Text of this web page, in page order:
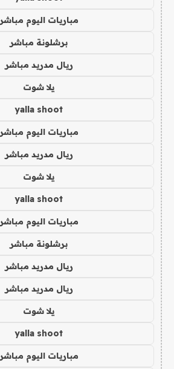
مباريات اليوم مباشر
برشلونة مباشر
ريال مدريد مباشر
يلا شوت
yalla shoot
مباريات اليوم مباشر
ريال مدريد مباشر
يلا شوت
yalla shoot
مباريات اليوم مباشر
برشلونة مباشر
ريال مدريد مباشر
ريال مدريد مباشر
يلا شوت
yalla shoot
مباريات اليوم مباشر